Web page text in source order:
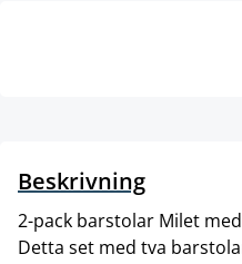
Beskrivning
2-pack barstolar Milet
Detta set med tva